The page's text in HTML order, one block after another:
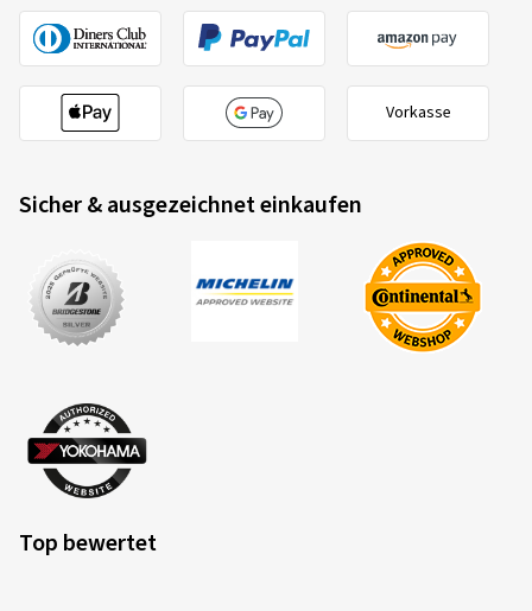
Vorkasse
Sicher & ausgezeichnet einkaufen
Top bewertet